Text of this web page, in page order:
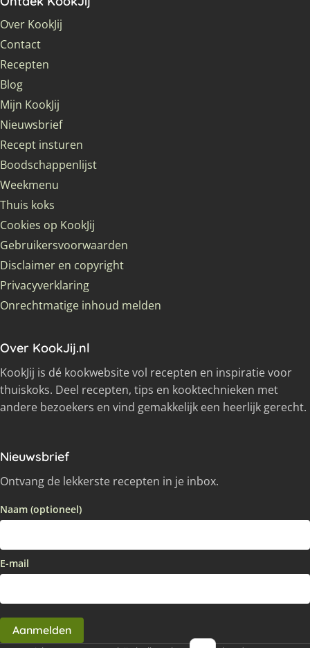
Over KookJij
Contact
Recepten
Blog
Mijn KookJij
Nieuwsbrief
Recept insturen
Boodschappenlijst
Weekmenu
Thuis koks
Cookies op KookJij
Gebruikersvoorwaarden
Disclaimer en copyright
Privacyverklaring
Onrechtmatige inhoud melden
Over KookJij.nl
KookJij is dé kookwebsite vol recepten en inspiratie voor
thuiskoks. Deel recepten, tips en kooktechnieken met
andere bezoekers en vind gemakkelijk een heerlijk gerecht.
Nieuwsbrief
Ontvang de lekkerste recepten in je inbox.
Naam (optioneel)
E-mail
Aanmelden